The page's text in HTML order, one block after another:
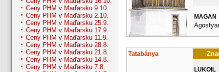
Ceny PHM v Maďarsku 9.10.
Ceny PHM v Maďarsku 2.10.
Ceny PHM v Maďarsku 25.9.
Ceny PHM v Maďarsku 17.9.
Ceny PHM v Maďarsku 11.9.
Ceny PHM v Maďarsku 28.8.
Ceny PHM v Maďarsku 21.8.
Ceny PHM v Maďarsku 14.8.
Ceny PHM v Maďarsku 7.8.
MAGAN
Tatabánya
LUKOIL